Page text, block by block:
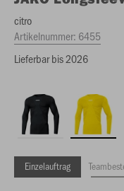
citro
Artikelnummer: 6455
Lieferbar bis 2026
Einzelauftrag